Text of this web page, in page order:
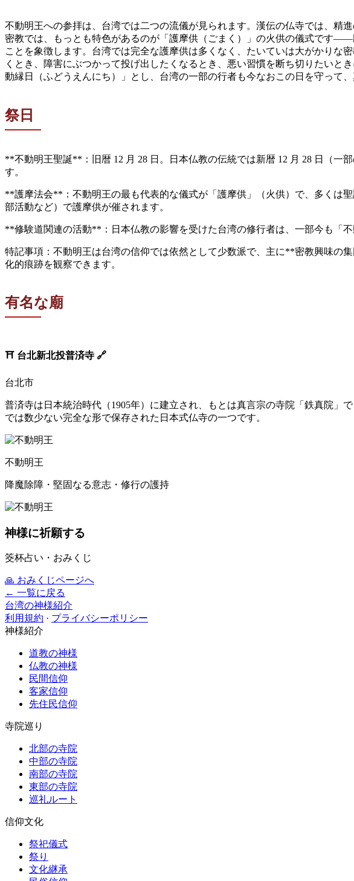
不動明王への参拝は、台湾では二つの流儀が見られます。漢伝の仏寺では、精
密教では、もっとも特色があるのが「護摩供（ごまく）」の火供の儀式です
ことを象徴します。台湾では完全な護摩供は多くなく、たいていは大がかりな
くとき、障害にぶつかって投げ出したくなるとき、悪い習慣を断ち切りたい
動縁日（ふどうえんにち）」とし、台湾の一部の行者も今なおこの日を守って
祭日
**不動明王聖誕**：旧暦 12 月 28 日。日本仏教の伝統では新暦 12 月 28 日（一
す。
**護摩法会**：不動明王の最も代表的な儀式が「護摩供」（火供）で、多くは
部活動など）で護摩供が催されます。
**修験道関連の活動**：日本仏教の影響を受けた台湾の修行者は、一部今も「
特記事項：不動明王は台湾の信仰では依然として少数派で、主に**密教興味の
化的痕跡を観察できます。
有名な廟
⛩️ 台北新北投普済寺 🔗
台北市
普済寺は日本統治時代（1905年）に建立され、もとは真言宗の寺院「鉄真院
では数少ない完全な形で保存された日本式仏寺の一つです。
不動明王
降魔除障・堅固なる意志・修行の護持
神様に祈願する
筊杯占い・おみくじ
🙏 おみくじページへ
← 一覧に戻る
台湾の神様紹介
利用規約 · プライバシーポリシー
神様紹介
道教の神様
仏教の神様
民間信仰
客家信仰
先住民信仰
寺院巡り
北部の寺院
中部の寺院
南部の寺院
東部の寺院
巡礼ルート
信仰文化
祭祀儀式
祭り
文化継承